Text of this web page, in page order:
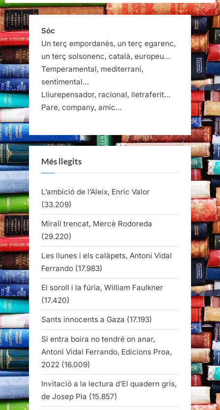
Sóc
Un terç empordanès, un terç egarenc,
un terç solsonenc, català, europeu…
Temperamental, mediterrani,
sentimental…
Lliurepensador, racional, lletraferit…
Pare, company, amic…
Més llegits
L’ambició de l’Aleix, Enric Valor
(33.209)
Mirall trencat, Mercè Rodoreda
(29.220)
Les llunes i els calàpets, Antoni Vidal
Ferrando (17.983)
El soroll i la fúria, William Faulkner
(17.420)
Sants innocents a Gaza (17.193)
Si entra boira no tendré on anar,
Antoni Vidal Ferrando, Edicions Proa,
2022 (16.009)
Invitació a la lectura d’El quadern gris,
de Josep Pla (15.857)